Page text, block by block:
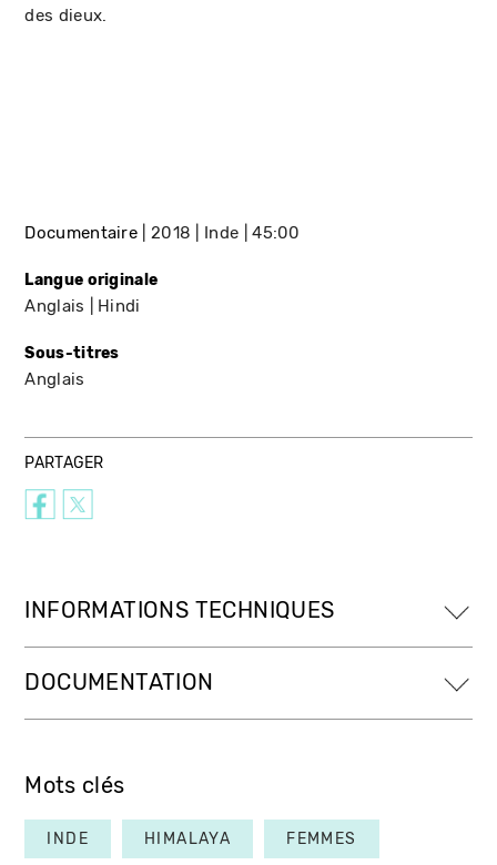
des dieux.
Documentaire 2018 Inde 45:00
Langue originale
Anglais Hindi
Sous-titres
Anglais
PARTAGER
INFORMATIONS TECHNIQUES
DOCUMENTATION
Mots clés
INDE HIMALAYA FEMMES